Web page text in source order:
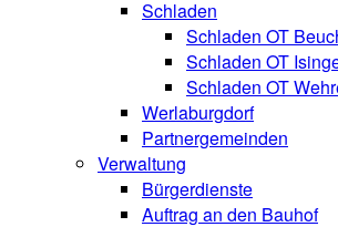
Schladen
Schladen OT
Schladen OT
Schladen OT
Werlaburgdorf
Partnergemeinden
Verwaltung
Bürgerdienste
Auftrag an den Bauhof